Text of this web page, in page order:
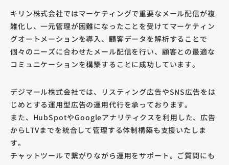
キリン株式会社ではマーケティングで重要なメール配信が複
雑化し、一元管理が困難になったことを受けてマーケティン
グオートメーションを導入、顧客データを解析することで
個々のニーズに合わせたメール配信を行い、顧客との最適な
コミュニケーションを構築することに成功しています。
デジマール株式会社では、リスティング広告やSNS広告をは
じめとする運用型広告の運用代行を承っております。
また、HubSpotやGoogleアナリティクスを利用した、広告
からLTVまでを統合して管理する体制構築も支援いたしま
す。
チャットツールで繋がりながら運用をサポート。ご質問にも